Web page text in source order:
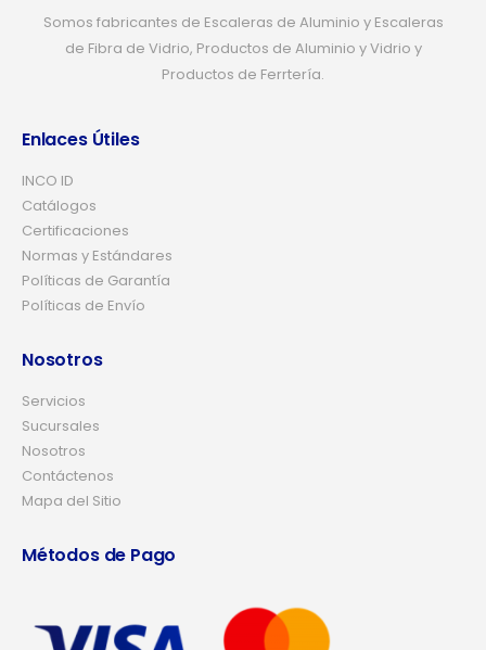
Somos fabricantes de Escaleras de Aluminio y Escaleras
de Fibra de Vidrio, Productos de Aluminio y Vidrio y
Productos de Ferrtería.
Enlaces Útiles
INCO ID
Catálogos
Certificaciones
Normas y Estándares
Políticas de Garantía
Políticas de Envío
Nosotros
Servicios
Sucursales
Nosotros
Contáctenos
Mapa del Sitio
Métodos de Pago